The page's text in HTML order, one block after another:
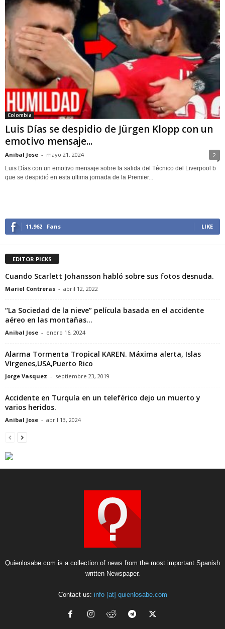
Colombia
Luis Días se despidio de Jürgen Klopp con un
emotivo mensaje...
Anibal Jose - mayo 21, 2024 2
Luis Días con un emotivo mensaje sobre la salida del Técnico del Liverpool b
que se despidió en esta ultima jornada de la Premier...
11,962 Fans LIKE
EDITOR PICKS
Cuando Scarlett Johansson habló sobre sus fotos desnuda.
Mariel Contreras - abril 12, 2022
“La Sociedad de la nieve” película basada en el accidente
aéreo en las montañas...
Anibal Jose - enero 16, 2024
Alarma Tormenta Tropical KAREN. Máxima alerta, Islas
Vírgenes,USA,Puerto Rico
Jorge Vasquez - septiembre 23, 2019
Accidente en Turquía en un teleférico dejo un muerto y
varios heridos.
Anibal Jose - abril 13, 2024
Quienlosabe.com is a collection of news from the most important Spanish
written Newspaper.
Contact us: info [at] quienlosabe.com